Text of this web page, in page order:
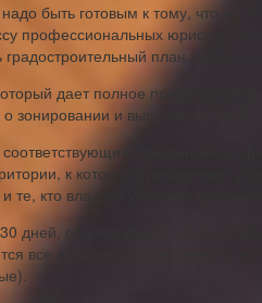
быть готовым к тому, что на
профессиональных юристов.
план
дает полное представление
зонировании и выписка из ПЗиЗ.
заявлением в
к которой принадлежит
те, кто владеет участком
дней, причем услуга эта
все варианты разрешенного